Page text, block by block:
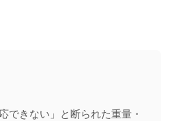
できない」と断られた重量・